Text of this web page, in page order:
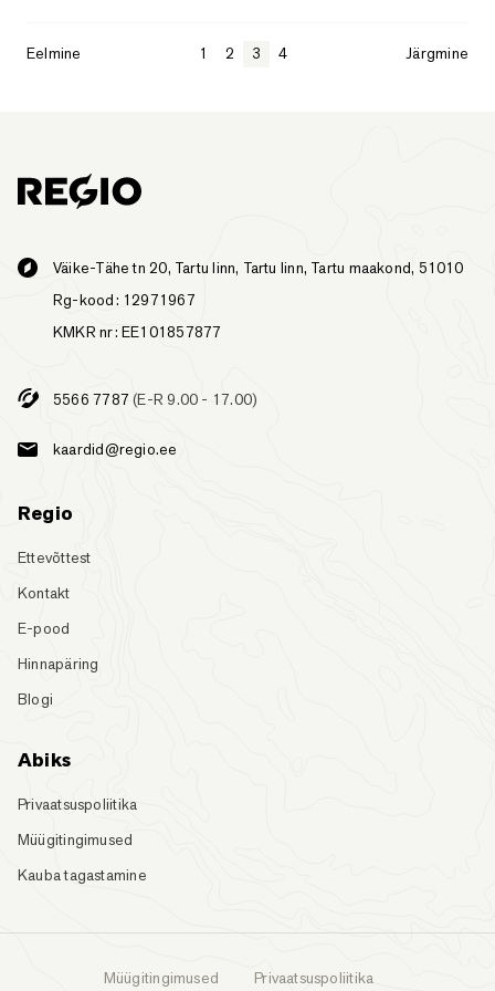
Eelmine 1 2 3 4 Järgmine
Väike-Tähe tn 20, Tartu linn, Tartu linn, Tartu maakond, 51010
Rg-kood: 12971967
KMKR nr: EE101857877
5566 7787 (E-R 9.00 - 17.00)
kaardid@regio.ee
Regio
Ettevõttest
Kontakt
E-pood
Hinnapäring
Blogi
Abiks
Privaatsuspoliitika
Müügitingimused
Kauba tagastamine
Müügitingimused Privaatsuspoliitika